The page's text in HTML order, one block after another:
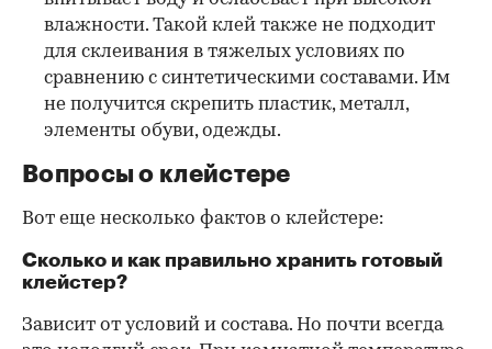
влажности. Такой клей также не подходит
для склеивания в тяжелых условиях по
сравнению с синтетическими составами. Им
не получится скрепить пластик, металл,
элементы обуви, одежды.
Вопросы о клейстере
Вот еще несколько фактов о клейстере:
Сколько и как правильно хранить готовый
клейстер?
Зависит от условий и состава. Но почти всегда